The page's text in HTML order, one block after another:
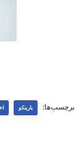
برچسب‌ها: بارینکو